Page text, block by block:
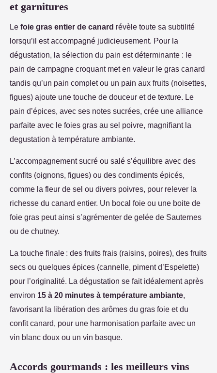
et garnitures
Le foie gras entier de canard révèle toute sa subtilité
lorsqu’il est accompagné judicieusement. Pour la
dégustation, la sélection du pain est déterminante : le
pain de campagne croquant met en valeur le gras canard
tandis qu’un pain complet ou un pain aux fruits (noisettes,
figues) ajoute une touche de douceur et de texture. Le
pain d’épices, avec ses notes sucrées, crée une alliance
parfaite avec le foies gras au sel poivre, magnifiant la
degustation à température ambiante.
L’accompagnement sucré ou salé s’équilibre avec des
confits (oignons, figues) ou des condiments épicés,
comme la fleur de sel ou divers poivres, pour relever la
richesse du canard entier. Un bocal foie ou une boite de
foie gras peut ainsi s’agrémenter de gelée de Sauternes
ou de chutney.
La touche finale : des fruits frais (raisins, poires), des fruits
secs ou quelques épices (cannelle, piment d’Espelette)
pour l’originalité. La dégustation se fait idéalement après
environ 15 à 20 minutes à température ambiante,
favorisant la libération des arômes du gras foie et du
confit canard, pour une harmonisation parfaite avec un
vin blanc doux ou un vin basque.
Accords gourmands : les meilleurs vins